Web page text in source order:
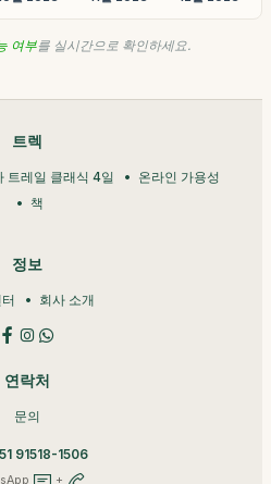
여부를 실시간으로 확인하세요.
트렉
트레일 클래식 4일
온라인 가용성
책
정보
회사 소개
연락처
문의
91518-1506
+